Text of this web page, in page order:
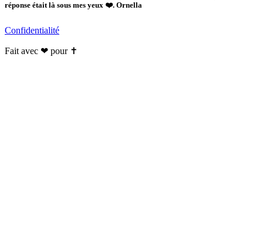
réponse était là sous mes yeux ❤️. Ornella
Confidentialité
Fait avec ❤ pour ✝️️